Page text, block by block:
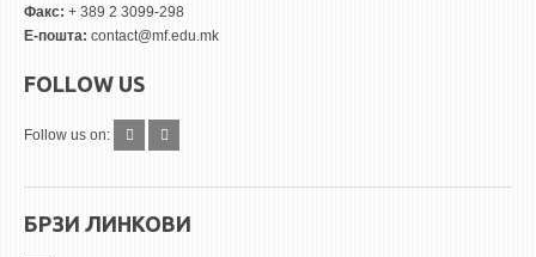
Факс: + 389 2 3099-298
Е-пошта: contact@mf.edu.mk
FOLLOW US
Follow us on:
БРЗИ ЛИНКОВИ